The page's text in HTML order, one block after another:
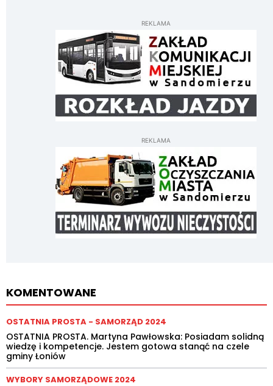
REKLAMA
REKLAMA
KOMENTOWANE
OSTATNIA PROSTA - SAMORZĄD 2024
OSTATNIA PROSTA. Martyna Pawłowska: Posiadam solidną
wiedzę i kompetencje. Jestem gotowa stanąć na czele
gminy Łoniów
WYBORY SAMORZĄDOWE 2024